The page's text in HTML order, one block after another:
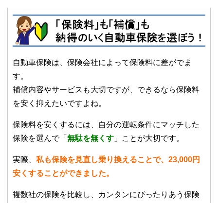
自動車保険は、保険会社によって保険料に差がでま
す。
補償内容やサービスも大切ですが、できるなら保険料
を安く抑えたいですよね。
保険料を安くするには、自分の運転条件にマッチした
保険を選んで「 無駄を無くす 」ことが大切です。
実際、 私も保険を見直し乗り換えることで、23,000円
安くすることができました。
複数社の保険を比較し、カンタンにぴったりあう保険